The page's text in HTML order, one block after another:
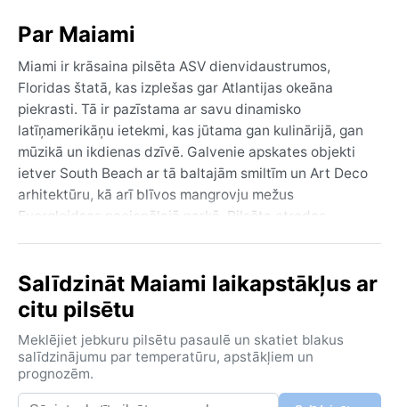
Par Maiami
Miami ir krāsaina pilsēta ASV dienvidaustrumos,
Floridas štatā, kas izplešas gar Atlantijas okeāna
piekrasti. Tā ir pazīstama ar savu dinamisko
latīņamerikāņu ietekmi, kas jūtama gan kulinārijā, gan
mūzikā un ikdienas dzīvē. Galvenie apskates objekti
ietver South Beach ar tā baltajām smiltīm un Art Deco
arhitektūru, kā arī blīvos mangrovju mežus
Evergleidsas nacionālajā parkā. Pilsēta atrodas
enerģiski, īpaši naktsdzīvē.
Klimats pēc Köppen klasifikācijas ir tropiskais musonu
(Am) – tas nozīmē, ka gads dalās divās galvenajās
sezonās. Vasara (no maija līdz oktobrim) ir karsta un
mitra, ar vidējo temperatūru ap 28–32 °C, stiprām
pēcpusdienas lietusgāzēm un augstu relatīvo mitrumu
Salīdzināt Maiami laikapstākļus ar
citu pilsētu
Meklējiet jebkuru pilsētu pasaulē un skatiet blakus
salīdzinājumu par temperatūru, apstākļiem un
prognozēm.